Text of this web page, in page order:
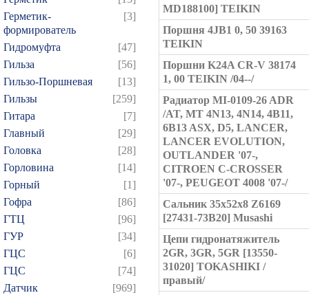
Герметик-
формирователь
[3]
Гидромуфта
[47]
Гильза
[56]
Гильзо-Поршневая
[13]
Гильзы
[259]
Гитара
[7]
Главный
[29]
Головка
[28]
Горловина
[14]
Горный
[1]
Гофра
[86]
ГТЦ
[96]
ГУР
[34]
ГЦC
[6]
ГЦС
[74]
Датчик
[969]
MD188100] TEIKIN
Поршня 4JB1 0, 50 39163
TEIKIN
Поршни K24A CR-V 38174
1, 00 TEIKIN /04--/
Радиатор MI-0109-26 ADR
/AT, MT 4N13, 4N14, 4B11,
6B13 ASX, D5, LANCER,
LANCER EVOLUTION,
OUTLANDER '07-,
CITROEN C-CROSSER
'07-, PEUGEOT 4008 '07-/
Сальник 35x52x8 Z6169
[27431-73B20] Musashi
Цепи гидронатяжитель
2GR, 3GR, 5GR [13550-
31020] TOKASHIKI /
правый/